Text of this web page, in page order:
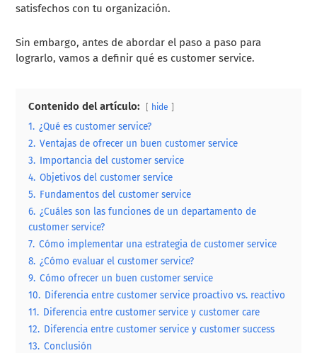
satisfechos con tu organización.
Sin embargo, antes de abordar el paso a paso para
lograrlo, vamos a definir qué es customer service.
Contenido del artículo: hide
1. ¿Qué es customer service?
2. Ventajas de ofrecer un buen customer service
3. Importancia del customer service
4. Objetivos del customer service
5. Fundamentos del customer service
6. ¿Cuáles son las funciones de un departamento de
customer service?
7. Cómo implementar una estrategia de customer service
8. ¿Cómo evaluar el customer service?
9. Cómo ofrecer un buen customer service
10. Diferencia entre customer service proactivo vs. reactivo
11. Diferencia entre customer service y customer care
12. Diferencia entre customer service y customer success
13. Conclusión